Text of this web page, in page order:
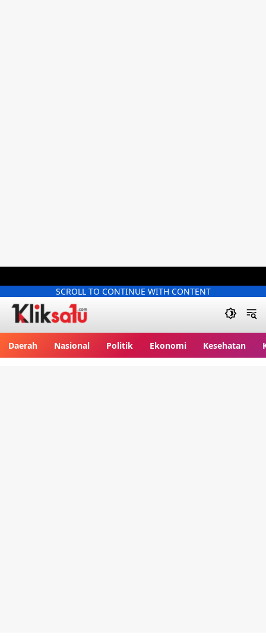
SCROLL TO CONTINUE WITH CONTENT
Daerah Nasional Politik Ekonomi Kesehatan